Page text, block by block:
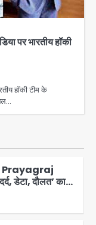
पर भारतीय हॉकी
हॉकी टीम के
बनकर 3 लाख
49 में 18
शरीर पर नहीं मिली
Prayagraj
डेटा, दौलत’ का